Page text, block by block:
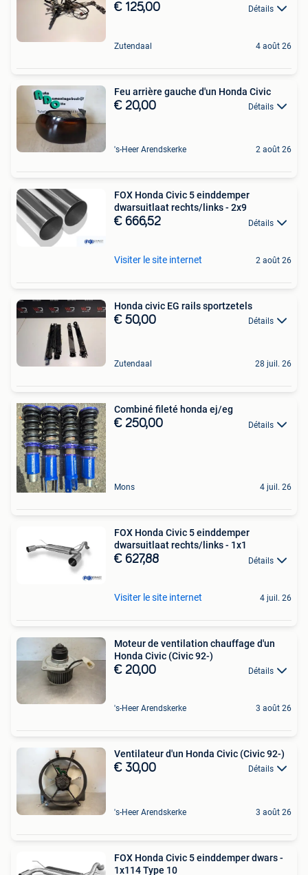
€ 125,00 Détails
Zutendaal 4 août 26
Feu arrière gauche d'un Honda Civic
€ 20,00 Détails
's-Heer Arendskerke 2 août 26
FOX Honda Civic 5 einddemper
dwarsuitlaat rechts/links - 2x9
€ 666,52 Détails
Visiter le site internet 2 août 26
Honda civic EG rails sportzetels
€ 50,00 Détails
Zutendaal 28 juil. 26
Combiné fileté honda ej/eg
€ 250,00 Détails
Mons 4 juil. 26
FOX Honda Civic 5 einddemper
dwarsuitlaat rechts/links - 1x1
€ 627,88 Détails
Visiter le site internet 4 juil. 26
Moteur de ventilation chauffage d'un
Honda Civic (Civic 92-)
€ 20,00 Détails
's-Heer Arendskerke 3 août 26
Ventilateur d'un Honda Civic (Civic 92-)
€ 30,00 Détails
's-Heer Arendskerke 3 août 26
FOX Honda Civic 5 einddemper dwars -
1x114 Type 10